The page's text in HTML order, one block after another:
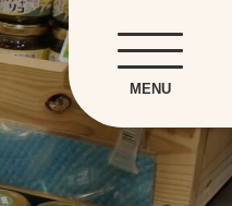
MENU